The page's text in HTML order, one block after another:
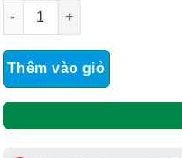
Tinh dầu cam Trần Mao:
Thêm vào giỏ